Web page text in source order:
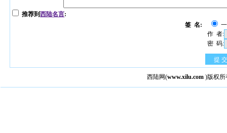
推荐到西陆名言:
签 名:
作 者:
密 码:
提 交
西陆网(www.xilu.com )版权